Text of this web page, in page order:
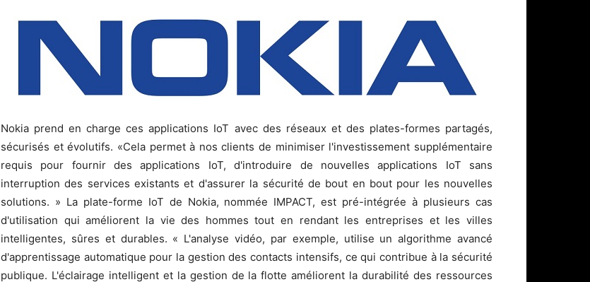
Nokia prend en charge ces applications IoT avec des réseaux et des plates-formes partagés,
sécurisés et évolutifs. «Cela permet à nos clients de minimiser l'investissement supplémentaire
requis pour fournir des applications IoT, d'introduire de nouvelles applications IoT sans
interruption des services existants et d'assurer la sécurité de bout en bout pour les nouvelles
solutions. » La plate-forme IoT de Nokia, nommée IMPACT, est pré-intégrée à plusieurs cas
d'utilisation qui améliorent la vie des hommes tout en rendant les entreprises et les villes
intelligentes, sûres et durables. « L'analyse vidéo, par exemple, utilise un algorithme avancé
d'apprentissage automatique pour la gestion des contacts intensifs, ce qui contribue à la sécurité
publique. L'éclairage intelligent et la gestion de la flotte améliorent la durabilité des ressources